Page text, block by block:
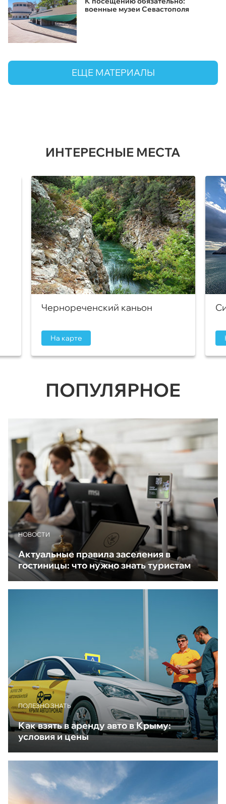
военные музеи Севастополя
ЕЩЕ МАТЕРИАЛЫ
ИНТЕРЕСНЫЕ МЕСТА
Чернореченский каньон
На карте
ПОПУЛЯРНОЕ
НОВОСТИ
Актуальные правила заселения в
гостиницы: что нужно знать туристам
ПОЛЕЗНО ЗНАТЬ
Как взять в аренду авто в Крыму:
условия и цены